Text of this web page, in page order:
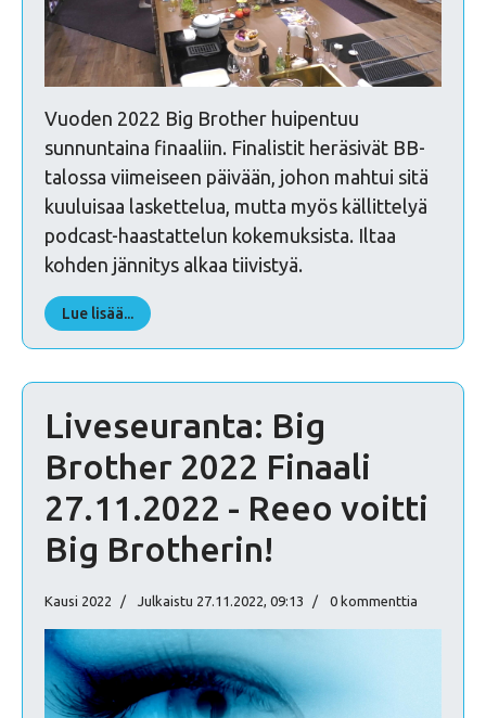
Vuoden 2022 Big Brother huipentuu
sunnuntaina finaaliin. Finalistit heräsivät BB-
talossa viimeiseen päivään, johon mahtui sitä
kuuluisaa laskettelua, mutta myös källittelyä
podcast-haastattelun kokemuksista. Iltaa
kohden jännitys alkaa tiivistyä.
Lue lisää...
Liveseuranta: Big
Brother 2022 Finaali
27.11.2022 - Reeo voitti
Big Brotherin!
Kausi 2022 Julkaistu 27.11.2022, 09:13 0 kommenttia